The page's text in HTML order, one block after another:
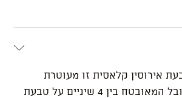
אירוסין קלאסית זו מעוטרת
ביהלום בחיתוך אובל המאובטח בין 4 שיניים על טבעת